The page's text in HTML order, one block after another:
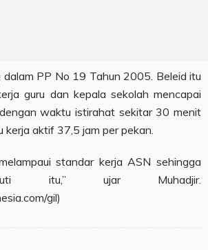
PP No 19 Tahun 2005. Beleid itu
guru dan kepala sekolah mencapai
waktu istirahat sekitar 30 menit
kerja aktif 37,5 jam per pekan.
standar kerja ASN sehingga
itu,” ujar Muhadjir.
gil)